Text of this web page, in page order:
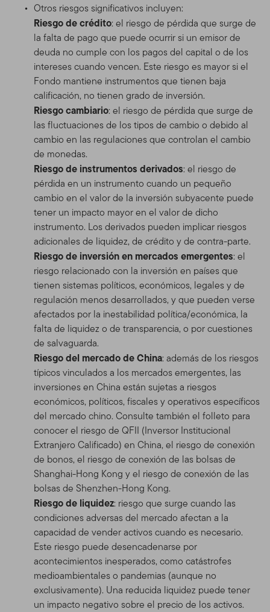
Otros riesgos significativos incluyen:
Riesgo de crédito: el riesgo de pérdida que surge de
la falta de pago que puede ocurrir si un emisor de
deuda no cumple con los pagos del capital o de los
intereses cuando vencen. Este riesgo es mayor si el
Fondo mantiene instrumentos que tienen baja
calificación, no tienen grado de inversión.
Riesgo cambiario: el riesgo de pérdida que surge de
las fluctuaciones de los tipos de cambio o debido al
cambio en las regulaciones que controlan el cambio
de monedas.
Riesgo de instrumentos derivados: el riesgo de
pérdida en un instrumento cuando un pequeño
cambio en el valor de la inversión subyacente puede
tener un impacto mayor en el valor de dicho
instrumento. Los derivados pueden implicar riesgos
adicionales de liquidez, de crédito y de contra-parte.
Riesgo de inversión en mercados emergentes: el
riesgo relacionado con la inversión en países que
tienen sistemas políticos, económicos, legales y de
regulación menos desarrollados, y que pueden verse
afectados por la inestabilidad política/económica, la
falta de liquidez o de transparencia, o por cuestiones
de salvaguarda.
Riesgo del mercado de China: además de los riesgos
típicos vinculados a los mercados emergentes, las
inversiones en China están sujetas a riesgos
económicos, políticos, fiscales y operativos específicos
del mercado chino. Consulte también el folleto para
conocer el riesgo de QFII (Inversor Institucional
Extranjero Calificado) en China, el riesgo de conexión
de bonos, el riesgo de conexión de las bolsas de
Shanghai-Hong Kong y el riesgo de conexión de las
bolsas de Shenzhen-Hong Kong.
Riesgo de liquidez: riesgo que surge cuando las
condiciones adversas del mercado afectan a la
capacidad de vender activos cuando es necesario.
Este riesgo puede desencadenarse por
acontecimientos inesperados, como catástrofes
medioambientales o pandemias (aunque no
exclusivamente). Una reducida liquidez puede tener
un impacto negativo sobre el precio de los activos.